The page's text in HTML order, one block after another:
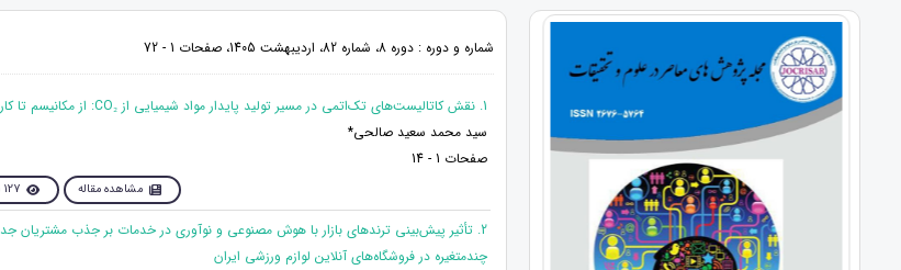
شماره و دوره : دوره 8، شماره 82، اردیبهشت 1405، صفحات 1 - 72
1. نقش کاتالیست‌های تک‌اتمی در مسیر تولید پایدار مواد شیمیایی از CO₂: از مکانیسم تا کاربرد
سید محمد سعید صالحی*
صفحات 1 - 14
مشاهده مقاله 127 بازدید
2. تأثیر پیش‌بینی ترندهای بازار با هوش مصنوعی و نوآوری در خدمات بر جذب مشتریان
چندمتغیره در فروشگاه‌های آنلاین لوازم ورزشی ایران